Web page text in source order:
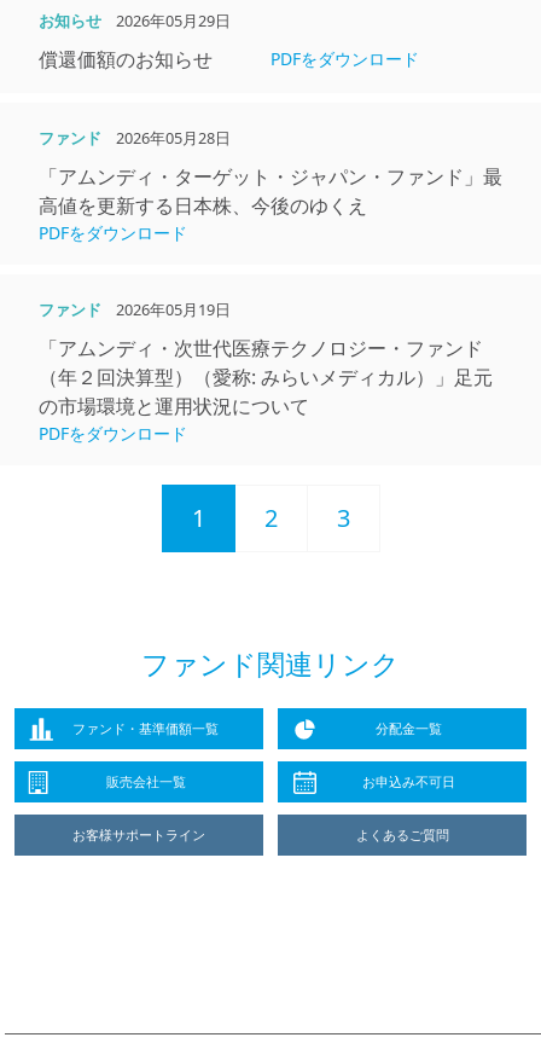
お知らせ 2026年05月29日
償還価額のお知らせ PDFをダウンロード
ファンド 2026年05月28日
「アムンディ・ターゲット・ジャパン・ファンド」最
高値を更新する⽇本株、今後のゆくえ
PDFをダウンロード
ファンド 2026年05月19日
「アムンディ・次世代医療テクノロジー・ファンド
（年２回決算型）（愛称: みらいメディカル）」足元
の市場環境と運用状況について
PDFをダウンロード
1 2 3
ファンド関連リンク
ファンド・基準価額一覧 分配金一覧
販売会社一覧 お申込み不可日
お客様サポートライン よくあるご質問